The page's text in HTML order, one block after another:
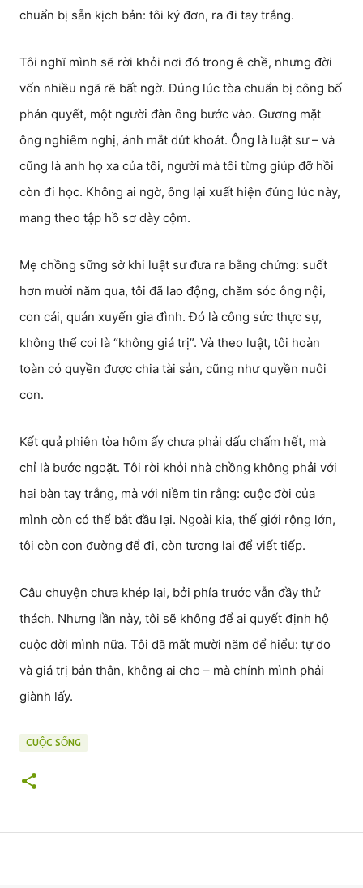
chuẩn bị sẵn kịch bản: tôi ký đơn, ra đi tay trắng.
Tôi nghĩ mình sẽ rời khỏi nơi đó trong ê chề, nhưng đời
vốn nhiều ngã rẽ bất ngờ. Đúng lúc tòa chuẩn bị công bố
phán quyết, một người đàn ông bước vào. Gương mặt
ông nghiêm nghị, ánh mắt dứt khoát. Ông là luật sư – và
cũng là anh họ xa của tôi, người mà tôi từng giúp đỡ hồi
còn đi học. Không ai ngờ, ông lại xuất hiện đúng lúc này,
mang theo tập hồ sơ dày cộm.
Mẹ chồng sững sờ khi luật sư đưa ra bằng chứng: suốt
hơn mười năm qua, tôi đã lao động, chăm sóc ông nội,
con cái, quán xuyến gia đình. Đó là công sức thực sự,
không thể coi là “không giá trị”. Và theo luật, tôi hoàn
toàn có quyền được chia tài sản, cũng như quyền nuôi
con.
Kết quả phiên tòa hôm ấy chưa phải dấu chấm hết, mà
chỉ là bước ngoặt. Tôi rời khỏi nhà chồng không phải với
hai bàn tay trắng, mà với niềm tin rằng: cuộc đời của
mình còn có thể bắt đầu lại. Ngoài kia, thế giới rộng lớn,
tôi còn con đường để đi, còn tương lai để viết tiếp.
Câu chuyện chưa khép lại, bởi phía trước vẫn đầy thử
thách. Nhưng lần này, tôi sẽ không để ai quyết định hộ
cuộc đời mình nữa. Tôi đã mất mười năm để hiểu: tự do
và giá trị bản thân, không ai cho – mà chính mình phải
giành lấy.
CUỘC SỐNG